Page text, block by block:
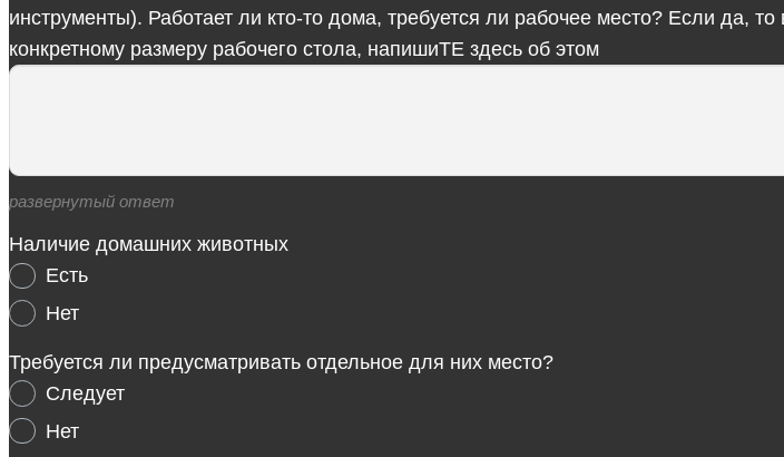
инструменты). Работает ли кто-то дома, требуется ли рабочее место? Если да,
конкретному размеру рабочего стола, напишиТЕ здесь об этом
развернутый ответ
Наличие домашних животных
Есть
Нет
Требуется ли предусматривать отдельное для них место?
Следует
Нет